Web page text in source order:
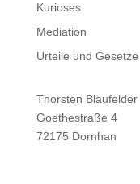
Kurioses
Mediation
Urteile und Gesetze
Thorsten Blaufelder
Goethestraße 4
72175 Dornhan